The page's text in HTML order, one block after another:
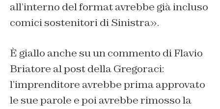
all’interno del format avrebbe già incluso
comici sostenitori di Sinistra».
È giallo anche su un commento di Flavio
Briatore al post della Gregoraci:
l’imprenditore avrebbe prima approvato
le sue parole e poi avrebbe rimosso la